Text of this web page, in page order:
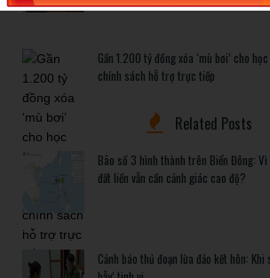
Gần 1.200 tỷ đồng xóa ‘mù bơi’ cho
chính sách hỗ trợ trực tiếp
Related Posts
Bão số 3 hình thành trên Biển Đông:
đất liền vẫn cần cảnh giác cao độ?
Cảnh báo thủ đoạn lừa đảo kết hôn: